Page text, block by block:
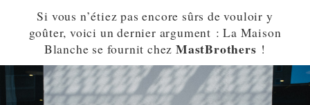
Si vous n’étiez pas encore sûrs de vouloir y
goûter, voici un dernier argument : La Maison
Blanche se fournit chez MastBrothers !